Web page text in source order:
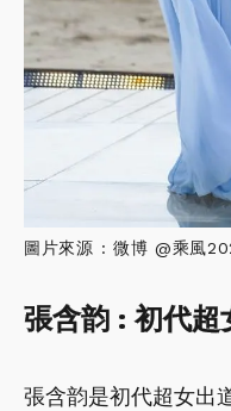
圖片來源 : 微博 @乘風
張含韵 : 初代超
張含韵是初代超女出